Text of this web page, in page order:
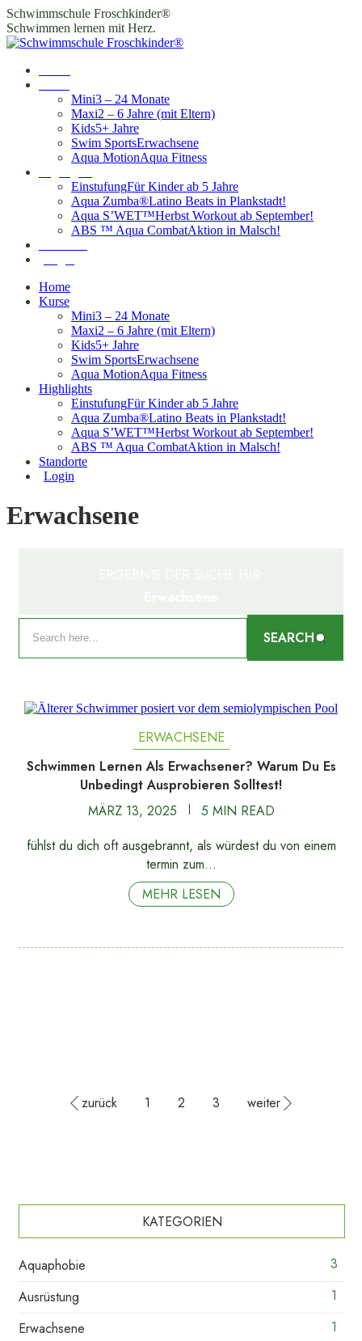
Zum
Inhalt
springen
Schwimmschule Froschkinder®
Schwimmen lernen mit Herz.
Mini3 – 24 Monate
Maxi2 – 6 Jahre (mit Eltern)
Kids5+ Jahre
Swim SportsErwachsene
Aqua MotionAqua Fitness
EinstufungFür Kinder ab 5 Jahre
Aqua Zumba®Latino Beats in Plankstadt!
Aqua S’WET™Herbst Workout ab September!
ABS ™ Aqua CombatAktion in Malsch!
Home
Kurse
Mini3 – 24 Monate
Maxi2 – 6 Jahre (mit Eltern)
Kids5+ Jahre
Swim SportsErwachsene
Aqua MotionAqua Fitness
Highlights
EinstufungFür Kinder ab 5 Jahre
Aqua Zumba®Latino Beats in Plankstadt!
Aqua S’WET™Herbst Workout ab September!
ABS ™ Aqua CombatAktion in Malsch!
Standorte
Login
Erwachsene
SEARCH
ERWACHSENE
Schwimmen Lernen Als Erwachsener? Warum Du Es
Unbedingt Ausprobieren Solltest!
MÄRZ 13, 2025
5 MIN READ
fühlst du dich oft ausgebrannt, als würdest du von einem
termin zum…
MEHR LESEN
zurück 1 2 3 weiter
KATEGORIEN
Aquaphobie
3
Ausrüstung
1
Erwachsene
1